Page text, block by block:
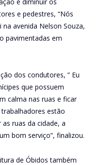
e pedestres, “Nós
avenida Nelson Souza,
pavimentadas em
dos condutores, ” Eu
que possuem
calma nas ruas e ficar
estão
ruas da cidade, a
bom serviço”, finalizou.
de Óbidos também